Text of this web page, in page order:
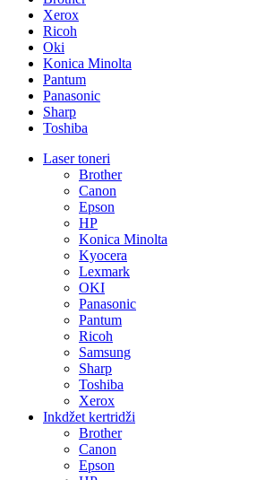
Xerox
Ricoh
Oki
Konica Minolta
Pantum
Panasonic
Sharp
Toshiba
Laser toneri
Brother
Canon
Epson
HP
Konica Minolta
Kyocera
Lexmark
OKI
Panasonic
Pantum
Ricoh
Samsung
Sharp
Toshiba
Xerox
Inkdžet kertridži
Brother
Canon
Epson